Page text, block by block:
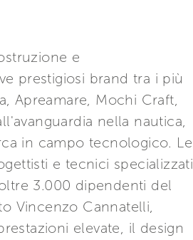
e
prestigiosi brand tra i più
Apreamare, Mochi Craft,
nella nautica,
in campo tecnologico. Le
e tecnici specializzati
3.000 dipendenti del
Vincenzo Cannatelli,
elevate, il design